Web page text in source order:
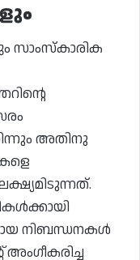
സാംസ്കാരിക
അതിനു
നിബന്ധനകൾ
അംഗീകരിച്ച